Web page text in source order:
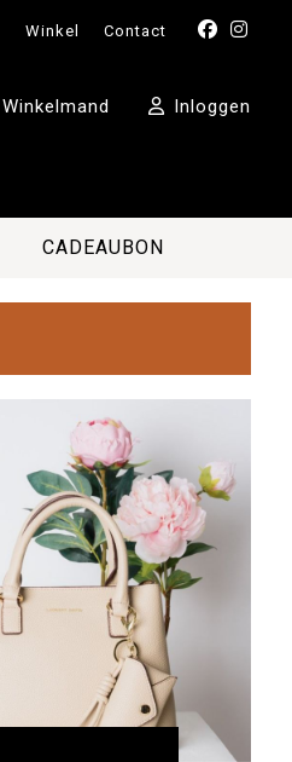
Winkel Contact
Inloggen
Winkelmand
CADEAUBON